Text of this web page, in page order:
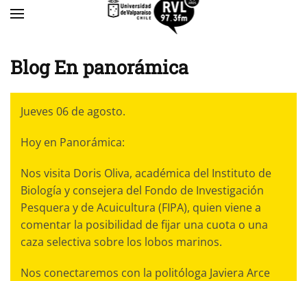
Blog En panorámica
Jueves 06 de agosto.
Hoy en Panorámica:
Nos visita Doris Oliva, académica del Instituto de
Biología y consejera del Fondo de Investigación
Pesquera y de Acuicultura (FIPA), quien viene a
comentar la posibilidad de fijar una cuota o una
caza selectiva sobre los lobos marinos.
Nos conectaremos con la politóloga Javiera Arce